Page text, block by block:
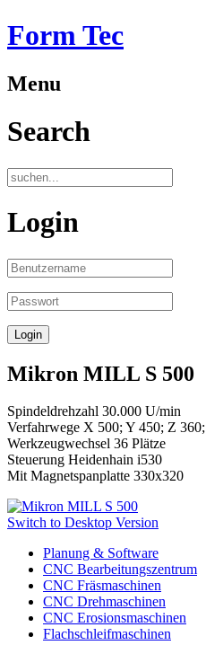
Form Tec
Menu
Search
Login
Mikron MILL S 500
Spindeldrehzahl 30.000 U/min
Verfahrwege X 500; Y 450; Z 360;
Werkzeugwechsel 36 Plätze
Steuerung Heidenhain i530
Mit Magnetspanplatte 330x320
Switch to Desktop Version
Planung & Software
CNC Bearbeitungszentrum
CNC Fräsmaschinen
CNC Drehmaschinen
CNC Erosionsmaschinen
Flachschleifmaschinen